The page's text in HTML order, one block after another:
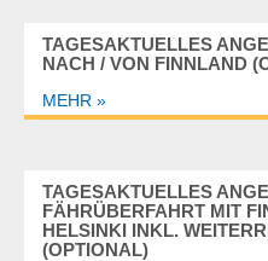
TAGESAKTUELLES
NACH / VON FINNLAND
MEHR »
TAGESAKTUELLES
FÄHRÜBERFAHRT MIT
HELSINKI INKL.
(OPTIONAL)